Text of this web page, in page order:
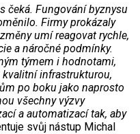
čeká. Fungování byznysu
Firmy prokázaly
umí reagovat rychle,
a náročné podmínky.
týmem i hodnotami,
kvalitní infrastrukturou,
po boku jako naprosto
všechny výzvy
a automatizací tak, aby
svůj nástup Michal